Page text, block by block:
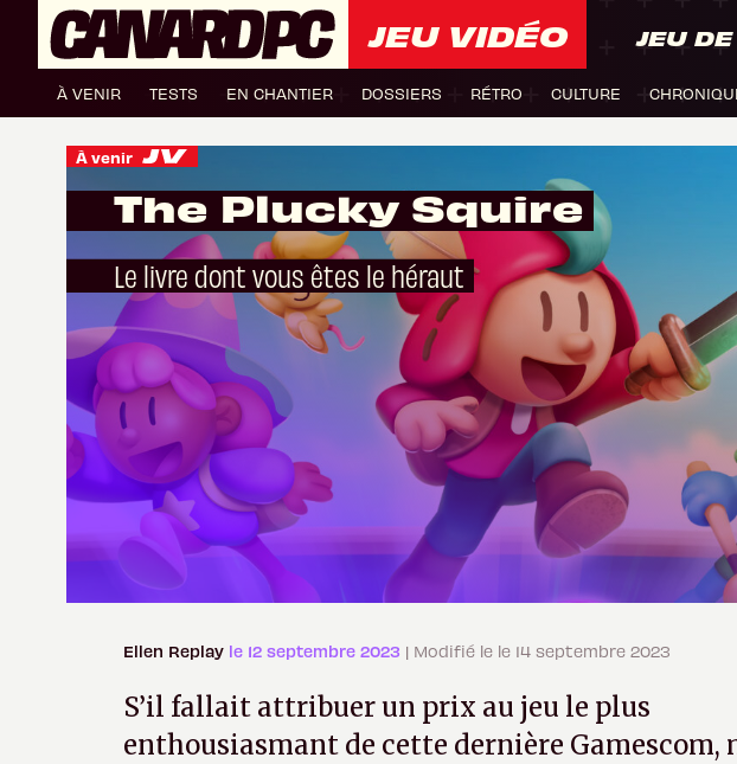
JEU VIDÉO JEU
À VENIR TESTS EN CHANTIER DOSSIERS RÉTRO CULTURE
À venir
The Plucky Squire
Le livre dont vous êtes le héraut
Ellen Replay le 12 septembre 2023 | Modifié le le 14 septembre 2023
S’il fallait attribuer un prix au jeu le plus
enthousiasmant de cette dernière Gamescom,